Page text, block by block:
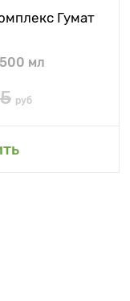
Гумат
500 мл
руб